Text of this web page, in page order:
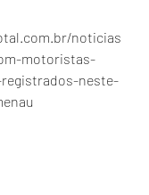
noticias
motoristas-
neste-